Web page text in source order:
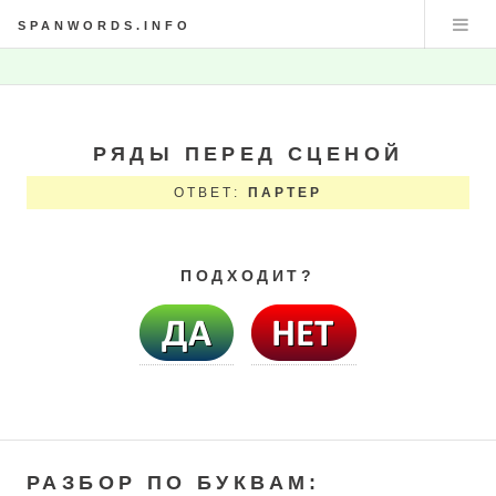
SPANWORDS.INFO
РЯДЫ ПЕРЕД СЦЕНОЙ
ОТВЕТ: ПАРТЕР
ПОДХОДИТ?
РАЗБОР ПО БУКВАМ: